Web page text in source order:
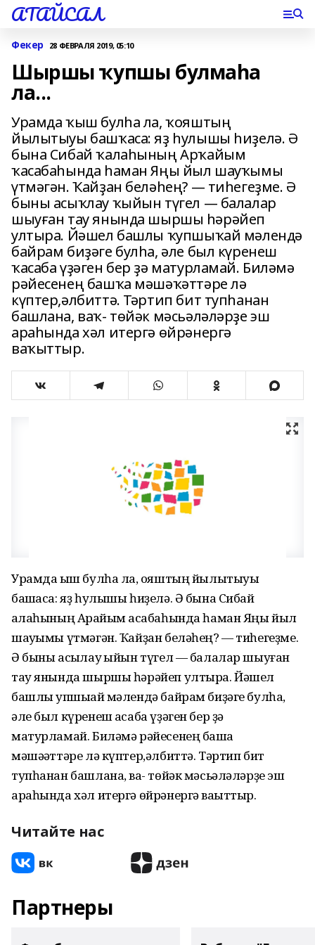
АТАЙСАЛ
Фекер 28 ФЕВРАЛЯ 2019, 05:10
Шыршы ҡупшы булмаһа
ла...
Урамда ҡыш булһа ла, ҡояштың
йылытыуы башҡаса: яҙ һулышы һиҙелә. Ә
бына Сибай ҡалаһының Арҡайым
ҡасабаһында һаман Яңы йыл шауҡымы
үтмәгән. Ҡайҙан беләһең? — тиһегеҙме. Ә
быны асыҡлау ҡыйын түгел — балалар
шыуған тау янында шыршы һәрәйеп
ултыра. Йәшел башлы ҡупшыҡай мәлендә
байрам биҙәге булһа, әле был күренеш
ҡасаба үҙәген бер ҙә матурламай. Биләмә
рәйесенең башҡа мәшәҡәттәре лә
күптер,әлбиттә. Тәртип бит тупһанан
башлана, ваҡ- төйәк мәсьәләләрҙе эш
араһында хәл итергә өйрәнергә
ваҡыттыр.
Урамда ҡыш булһа ла, ҡояштың йылытыуы
башҡаса: яҙ һулышы һиҙелә. Ә бына Сибай
ҡалаһының Арҡайым ҡасабаһында һаман Яңы йыл
шауҡымы үтмәгән. Ҡайҙан беләһең? — тиһегеҙме.
Ә быны асыҡлау ҡыйын түгел — балалар шыуған
тау янында шыршы һәрәйеп ултыра. Йәшел
башлы ҡупшыҡай мәлендә байрам биҙәге булһа,
әле был күренеш ҡасаба үҙәген бер ҙә
матурламай. Биләмә рәйесенең башҡа
мәшәҡәттәре лә күптер,әлбиттә. Тәртип бит
тупһанан башлана, ваҡ- төйәк мәсьәләләрҙе эш
араһында хәл итергә өйрәнергә ваҡыттыр.
Читайте нас
Партнеры